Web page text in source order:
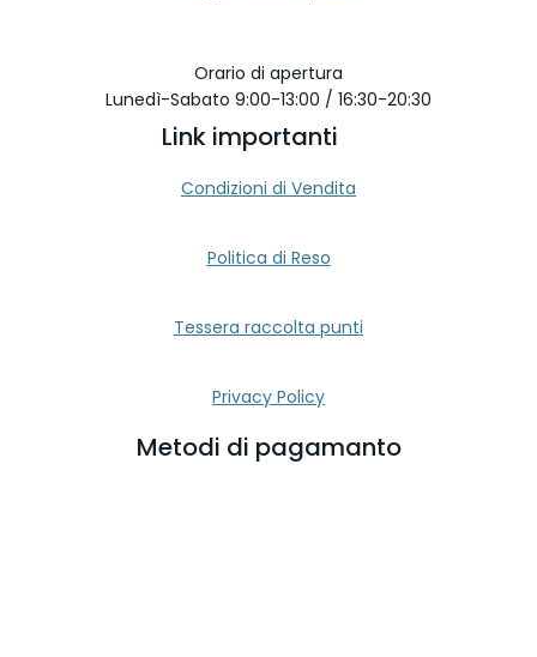
Orario di apertura
Lunedì-Sabato 9:00-13:00 / 16:30-20:30
Link importanti
Condizioni di Vendita
Politica di Reso
Tessera raccolta punti
Privacy Policy
Metodi di pagamanto